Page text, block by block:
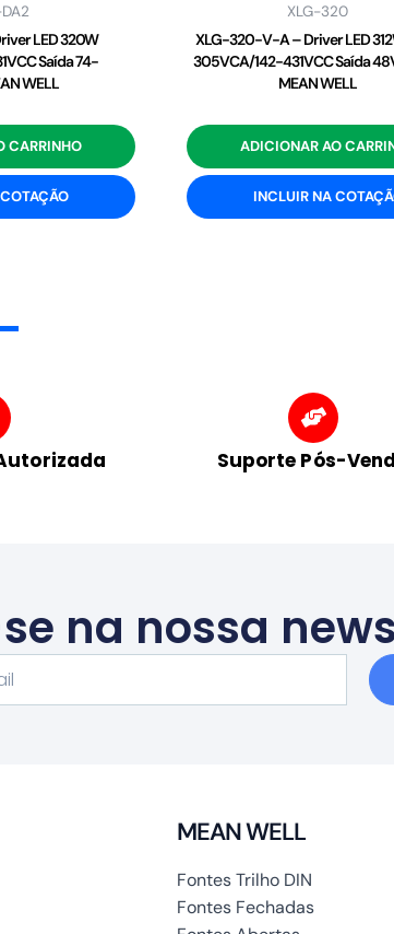
LED 320W
Saída 74-
WELL
CARRINHO
XLG-320
XLG-320-V-A – Driver LED
305VCA/142-431VCC Saída
MEAN WELL
ADICIONAR AO
INCLUIR NA
Suporte Pós-
na nossa
MEAN WELL
Fontes Trilho DIN
Fontes Fechadas